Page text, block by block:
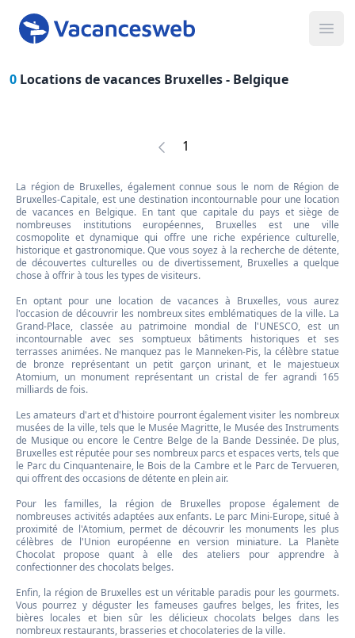
0 Locations de vacances Bruxelles - Belgique
1
La région de Bruxelles, également connue sous le nom de Région de
Bruxelles-Capitale, est une destination incontournable pour une location
de vacances en Belgique. En tant que capitale du pays et siège de
nombreuses institutions européennes, Bruxelles est une ville
cosmopolite et dynamique qui offre une riche expérience culturelle,
historique et gastronomique. Que vous soyez à la recherche de détente,
de découvertes culturelles ou de divertissement, Bruxelles a quelque
chose à offrir à tous les types de visiteurs.
En optant pour une location de vacances à Bruxelles, vous aurez
l'occasion de découvrir les nombreux sites emblématiques de la ville. La
Grand-Place, classée au patrimoine mondial de l'UNESCO, est un
incontournable avec ses somptueux bâtiments historiques et ses
terrasses animées. Ne manquez pas le Manneken-Pis, la célèbre statue
de bronze représentant un petit garçon urinant, et le majestueux
Atomium, un monument représentant un cristal de fer agrandi 165
milliards de fois.
Les amateurs d'art et d'histoire pourront également visiter les nombreux
musées de la ville, tels que le Musée Magritte, le Musée des Instruments
de Musique ou encore le Centre Belge de la Bande Dessinée. De plus,
Bruxelles est réputée pour ses nombreux parcs et espaces verts, tels que
le Parc du Cinquantenaire, le Bois de la Cambre et le Parc de Tervueren,
qui offrent des occasions de détente en plein air.
Pour les familles, la région de Bruxelles propose également de
nombreuses activités adaptées aux enfants. Le parc Mini-Europe, situé à
proximité de l'Atomium, permet de découvrir les monuments les plus
célèbres de l'Union européenne en version miniature. La Planète
Chocolat propose quant à elle des ateliers pour apprendre à
confectionner des chocolats belges.
Enfin, la région de Bruxelles est un véritable paradis pour les gourmets.
Vous pourrez y déguster les fameuses gaufres belges, les frites, les
bières locales et bien sûr les délicieux chocolats belges dans les
nombreux restaurants, brasseries et chocolateries de la ville.